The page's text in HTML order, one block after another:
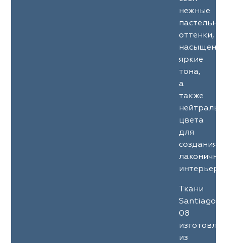
нежные
оттенки,
яркие
тона,
а
также
цвета
для
создания
Ткани
Santiago
08
из